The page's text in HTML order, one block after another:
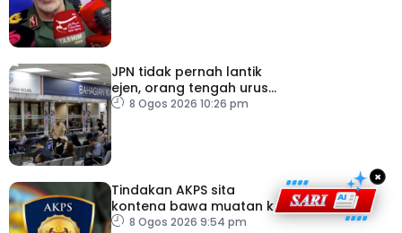
JPN tidak pernah lantik
ejen, orang tengah urus
dokumentasi
8 Ogos 2026 10:26 pm
Tindakan AKPS sita
kontena bawa muatan ke
Israel bukti ketegasan
8 Ogos 2026 9:54 pm
×